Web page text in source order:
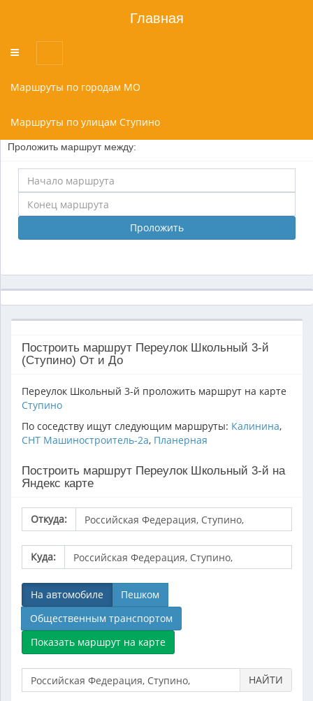
Главная
Переключатель
меню
Маршруты по городам МО
Маршруты по улицам Ступино
Проложить маршрут между:
Проложить
Построить маршрут Переулок Школьный 3-й
(Ступино) От и До
Переулок Школьный 3-й проложить маршрут на карте
Ступино
По соседству ищут следующим маршруты: Калинина,
СНТ Машиностроитель-2а, Планерная
Построить маршрут Переулок Школьный 3-й на
Яндекс карте
Откуда:
Куда:
На автомобиле
Пешком
Общественным транспортом
НАЙТИ